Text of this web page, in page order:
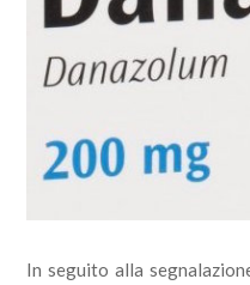
In seguito alla